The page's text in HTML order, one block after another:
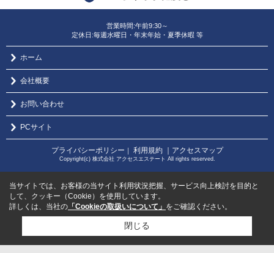
営業時間:午前9:30～
定休日:毎週水曜日・年末年始・夏季休暇 等
ホーム
会社概要
お問い合わせ
PCサイト
プライバシーポリシー ｜ 利用規約 ｜アクセスマップ
Copyright(c) 株式会社 アクセスエステート All rights reserved.
当サイトでは、お客様の当サイト利用状況把握、サービス向上検討を目的と
して、クッキー（Cookie）を使用しています。
詳しくは、当社の 「Cookieの取扱いについて」 をご確認ください。
閉じる